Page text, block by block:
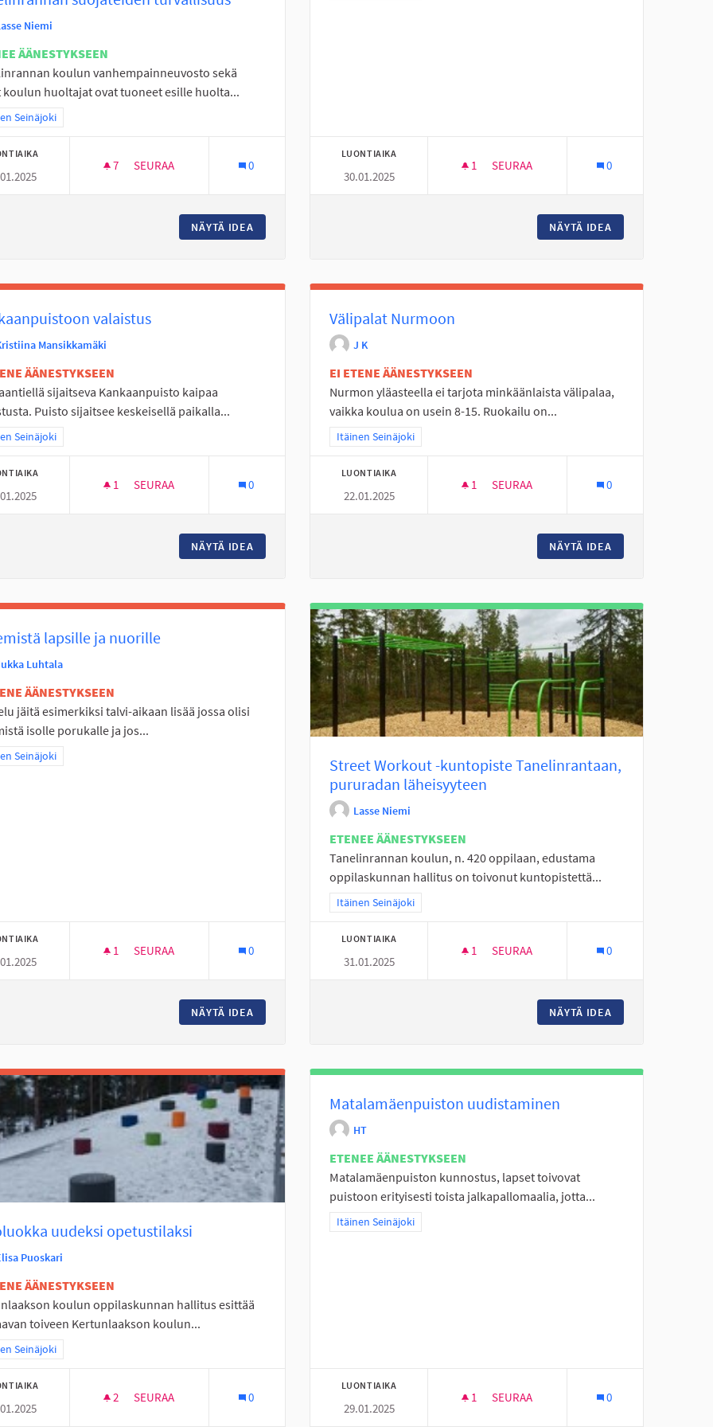
Niemi
ÄÄNESTYKSEEN
koulun vanhempainneuvosto sekä
koulun huoltajat ovat tuoneet esille huolta...
tulokset teeman mukaan: Itäinen Seinäjoki
Seinäjoki
7 7 SEURAAJAA
SEURAA
TANELINRANNAN SUOJATEIDEN TURVALLISUUS
0
NÄYTÄ IDEA
LUONTIAIKA
30.01.2025
1 1 SEURAAJA
SEURAA 0
NÄYTÄ IDEA
valaistus
Mansikkamäki
ÄÄNESTYKSEEN
sijaitseva Kankaanpuisto kaipaa
Puisto sijaitsee keskeisellä paikalla...
tulokset teeman mukaan: Itäinen Seinäjoki
Seinäjoki
1 1 SEURAAJA
SEURAA 0
NÄYTÄ IDEA
Välipalat Nurmoon
J K
EI ETENE ÄÄNESTYKSEEN
Nurmon yläasteella ei tarjota minkäänlaista välipalaa,
vaikka koulua on usein 8-15. Ruokailu on...
Rajaa tulokset teeman mukaan: Itäinen Seinäjoki
Itäinen Seinäjoki
LUONTIAIKA
22.01.2025
1 1 SEURAAJA
SEURAA 0
NÄYTÄ IDEA
lapsille ja nuorille
Luhtala
ÄÄNESTYKSEEN
jäitä esimerkiksi talvi-aikaan lisää jossa olisi
isolle porukalle ja jos...
tulokset teeman mukaan: Itäinen Seinäjoki
Seinäjoki
1 1 SEURAAJA
SEURAA 0
NÄYTÄ IDEA
Street Workout -kuntopiste Tanelinrantaan,
pururadan läheisyyteen
Lasse Niemi
ETENEE ÄÄNESTYKSEEN
Tanelinrannan koulun, n. 420 oppilaan, edustama
oppilaskunnan hallitus on toivonut kuntopistettä...
Rajaa tulokset teeman mukaan: Itäinen Seinäjoki
Itäinen Seinäjoki
LUONTIAIKA
31.01.2025
1 1 SEURAAJA
SEURAA 0
NÄYTÄ IDEA
uudeksi opetustilaksi
Puoskari
ÄÄNESTYKSEEN
koulun oppilaskunnan hallitus esittää
toiveen Kertunlaakson koulun...
tulokset teeman mukaan: Itäinen Seinäjoki
Seinäjoki
2 2 SEURAAJAA
SEURAA 0
Matalamäenpuiston uudistaminen
HT
ETENEE ÄÄNESTYKSEEN
Matalamäenpuiston kunnostus, lapset toivovat
puistoon erityisesti toista jalkapallomaalia, jotta...
Rajaa tulokset teeman mukaan: Itäinen Seinäjoki
Itäinen Seinäjoki
LUONTIAIKA
29.01.2025
1 1 SEURAAJA
SEURAA 0